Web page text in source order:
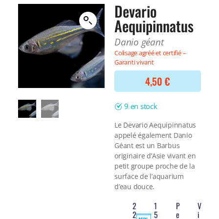
BONNES AFFAIRES
Voir tout
DERNIERS ARRIVAGES
Voir tout
Filtre interne
Voir tout
NOURRITURE
Nourriture Lyophilisée
Nourriture sèche
Nourriture vivante
Spéciale herbivores
Spécifique
Voir tout
TRAITEMENT DE L'EAU
Spécial bassin
Additifs
Voir tout
BONNES AFFAIRES
DERNIERS ARRIVAGES
Devario
Aequipinnatus
Danio géant
Colisage agréé et certifié –
Garanti vivant
4,50€
9 en stock
Le Devario Aequipinnatus
appelé également Danio
Géant est un Barbus
originaire d’Asie vivant en
petit groupe proche de la
surface de l’aquarium
d’eau douce.
2
2
1
5
P
e
V
i